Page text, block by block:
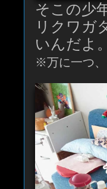
そこの少
リクワガ
いんだよ
※万に一つ